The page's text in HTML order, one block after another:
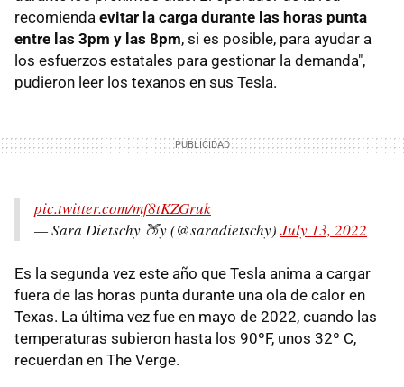
recomienda evitar la carga durante las horas punta
entre las 3pm y las 8pm, si es posible, para ayudar a
los esfuerzos estatales para gestionar la demanda",
pudieron leer los texanos en sus Tesla.
pic.twitter.com/mf8tKZGruk
— Sara Dietschy 🍑y (@saradietschy) July 13, 2022
Es la segunda vez este año que Tesla anima a cargar
fuera de las horas punta durante una ola de calor en
Texas. La última vez fue en mayo de 2022, cuando las
temperaturas subieron hasta los 90ºF, unos 32º C,
recuerdan en The Verge.